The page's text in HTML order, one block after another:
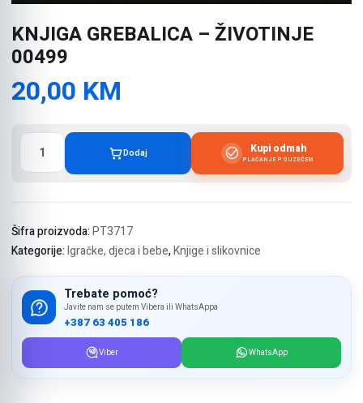
KNJIGA GREBALICA – ŽIVOTINJE
00499
20,00 KM
KNJIGA
GREBALICA
količina
Dodaj Kupi odmah
PLAĆANJE POUZEĆEM
Šifra proizvoda:PT3717
Kategorije:Igračke, djeca i bebe,Knjige i slikovnice
Trebate pomoć?
Javite nam se putem Vibera ili WhatsAppa
+387 63 405 186
Viber WhatsApp